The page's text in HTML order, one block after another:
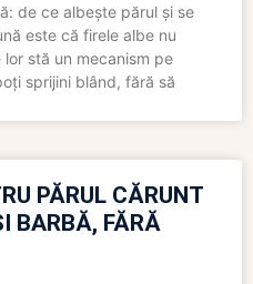
de ce albește părul și se
este că firele albe nu
stă un mecanism pe
sprijini blând, fără să
PĂRUL CĂRUNT
BARBĂ, FĂRĂ